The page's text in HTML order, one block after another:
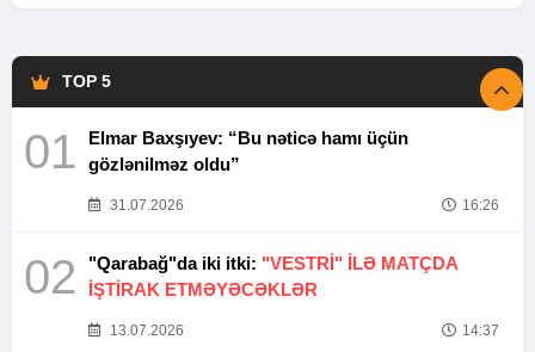
TOP 5
01
Elmar Baxşıyev: “Bu nəticə hamı üçün
gözlənilməz oldu”
31.07.2026 16:26
02 "Qarabağ"da iki itki: "VESTRİ" İLƏ MATÇDA
İŞTİRAK ETMƏYƏCƏKLƏR
13.07.2026 14:37